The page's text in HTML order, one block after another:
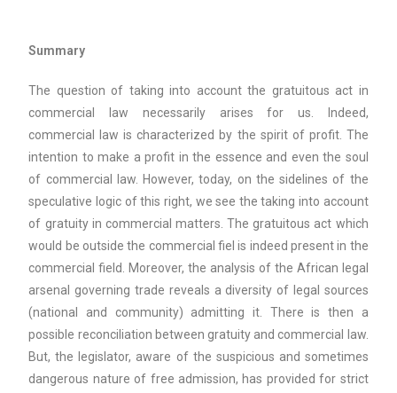
Summary
The question of taking into account the gratuitous act in
commercial law necessarily arises for us. Indeed,
commercial law is characterized by the spirit of profit. The
intention to make a profit in the essence and even the soul
of commercial law. However, today, on the sidelines of the
speculative logic of this right, we see the taking into account
of gratuity in commercial matters. The gratuitous act which
would be outside the commercial fiel is indeed present in the
commercial field. Moreover, the analysis of the African legal
arsenal governing trade reveals a diversity of legal sources
(national and community) admitting it. There is then a
possible reconciliation between gratuity and commercial law.
But, the legislator, aware of the suspicious and sometimes
dangerous nature of free admission, has provided for strict